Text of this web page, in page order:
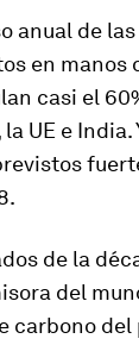
anual de
en manos
casi el
UE e India.
de la
del
carbono del